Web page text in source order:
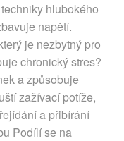
hlubokého
napětí.
je nezbytný pro
chronický stres?
a způsobuje
zažívací potíže,
a přibírání
Podílí se na